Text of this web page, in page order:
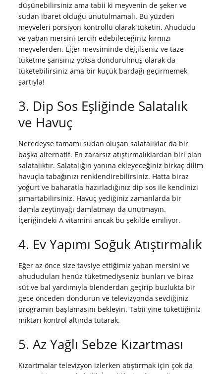
düşünebilirsiniz ama tabii ki meyvenin de şeker ve
sudan ibaret olduğu unutulmamalı. Bu yüzden
meyveleri porsiyon kontrollü olarak tüketin. Ahududu
ve yaban mersini tercih edebileceğiniz kırmızı
meyvelerden. Eğer mevsiminde değilseniz ve taze
tüketme şansınız yoksa dondurulmuş olarak da
tüketebilirsiniz ama bir küçük bardağı geçirmemek
şartıyla!
3. Dip Sos Eşliğinde Salatalık
ve Havuç
Neredeyse tamamı sudan oluşan salatalıklar da bir
başka alternatif. En zararsız atıştırmalıklardan biri olan
salatalıktır. Salatalığın yanına ekleyeceğiniz birkaç dilim
havuçla tabağınızı renklendirebilirsiniz. Hatta biraz
yoğurt ve baharatla hazırladığınız dip sos ile kendinizi
şımartabilirsiniz. Havuç yediğiniz zamanlarda bir
damla zeytinyağı damlatmayı da unutmayın.
İçeriğindeki A vitamini ancak bu şekilde emiliyor.
4. Ev Yapımı Soğuk Atıştırmalık
Eğer az önce size tavsiye ettiğimiz yaban mersini ve
ahududuları henüz tüketmediyseniz bunları ve biraz
süt ve bal yardımıyla blenderdan geçirip buzlukta bir
gece önceden dondurun ve televizyonda sevdiğiniz
programın başlamasını bekleyin. Tabii yine tükettiğiniz
miktarı kontrol altında tutarak.
5. Az Yağlı Sebze Kızartması
Kızartmalar televizyon izlerken atıştırmak için çok da